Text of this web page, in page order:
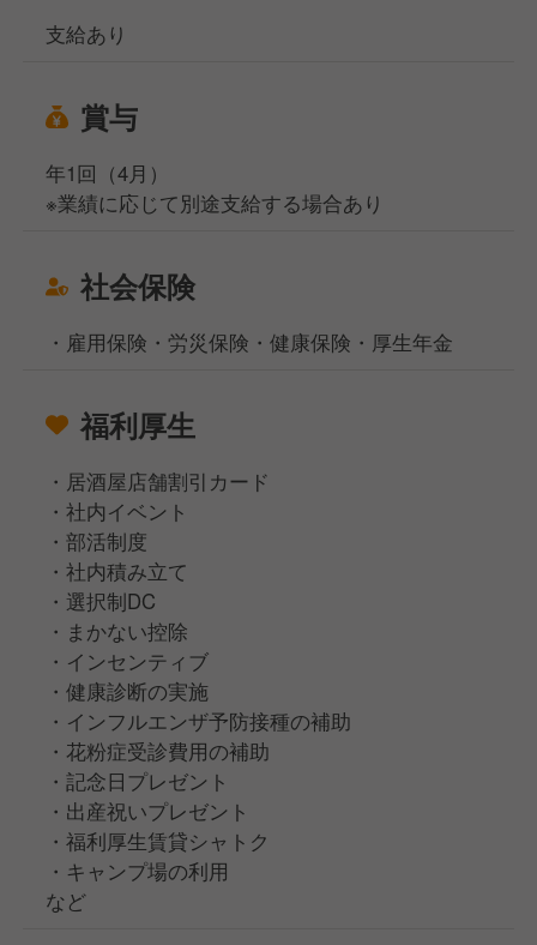
支給あり
賞与
年1回（4月）
※業績に応じて別途支給する場合あり
社会保険
・雇用保険・労災保険・健康保険・厚生年金
福利厚生
・居酒屋店舗割引カード
・社内イベント
・部活制度
・社内積み立て
・選択制DC
・まかない控除
・インセンティブ
・健康診断の実施
・インフルエンザ予防接種の補助
・花粉症受診費用の補助
・記念日プレゼント
・出産祝いプレゼント
・福利厚生賃貸シャトク
・キャンプ場の利用
など